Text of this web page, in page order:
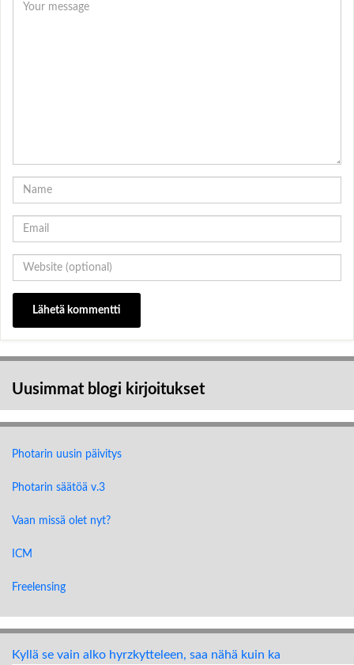
Uusimmat blogi kirjoitukset
Photarin uusin päivitys
Photarin säätöä v.3
Vaan missä olet nyt?
ICM
Freelensing
Kyllä se vain alko hyrzkytteleen, saa nähä kuin ka